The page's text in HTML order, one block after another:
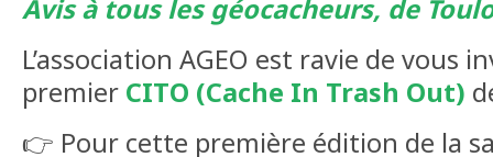
Avis à tous les géocacheurs, de
L’association AGEO est ravie de vous
premier CITO (Cache In Trash Out)
👉 Pour cette première édition de la